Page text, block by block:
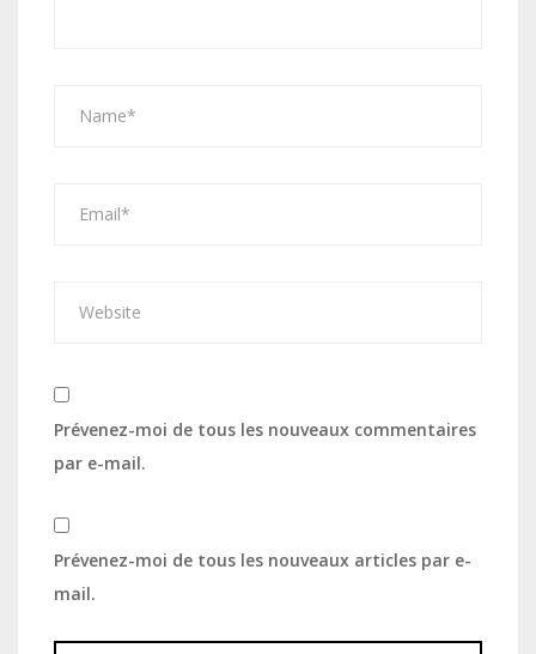
Prévenez-moi de tous les nouveaux commentaires
par e-mail.
Prévenez-moi de tous les nouveaux articles par e-
mail.